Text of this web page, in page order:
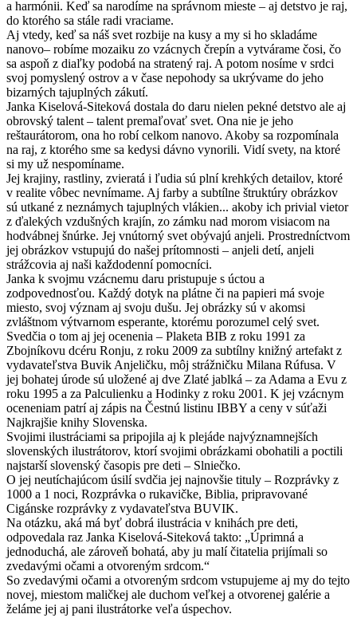
a harmónii. Keď sa narodíme na správnom mieste – aj detstvo je raj,
do ktorého sa stále radi vraciame.
Aj vtedy, keď sa náš svet rozbije na kusy a my si ho skladáme
nanovo– robíme mozaiku zo vzácnych črepín a vytvárame čosi, čo
sa aspoň z diaľky podobá na stratený raj. A potom nosíme v srdci
svoj pomyslený ostrov a v čase nepohody sa ukrývame do jeho
bizarných tajuplných zákutí.
Janka Kiselová-Siteková dostala do daru nielen pekné detstvo ale aj
obrovský talent – talent premaľovať svet. Ona nie je jeho
reštaurátorom, ona ho robí celkom nanovo. Akoby sa rozpomínala
na raj, z ktorého sme sa kedysi dávno vynorili. Vidí svety, na ktoré
si my už nespomíname.
Jej krajiny, rastliny, zvieratá i ľudia sú plní krehkých detailov, ktoré
v realite vôbec nevnímame. Aj farby a subtílne štruktúry obrázkov
sú utkané z neznámych tajuplných vlákien... akoby ich privial vietor
z ďalekých vzdušných krajín, zo zámku nad morom visiacom na
hodvábnej šnúrke. Jej vnútorný svet obývajú anjeli. Prostredníctvom
jej obrázkov vstupujú do našej prítomnosti – anjeli detí, anjeli
strážcovia aj naši každodenní pomocníci.
Janka k svojmu vzácnemu daru pristupuje s úctou a
zodpovednosťou. Každý dotyk na plátne či na papieri má svoje
miesto, svoj význam aj svoju dušu. Jej obrázky sú v akomsi
zvláštnom výtvarnom esperante, ktorému porozumel celý svet.
Svedčia o tom aj jej ocenenia – Plaketa BIB z roku 1991 za
Zbojníkovu dcéru Ronju, z roku 2009 za subtílny knižný artefakt z
vydavateľstva Buvik Anjeličku, môj strážničku Milana Rúfusa. V
jej bohatej úrode sú uložené aj dve Zlaté jablká – za Adama a Evu z
roku 1995 a za Palculienku a Hodinky z roku 2001. K jej vzácnym
oceneniam patrí aj zápis na Čestnú listinu IBBY a ceny v súťaži
Najkrajšie knihy Slovenska.
Svojimi ilustráciami sa pripojila aj k plejáde najvýznamnejších
slovenských ilustrátorov, ktorí svojimi obrázkami obohatili a poctili
najstarší slovenský časopis pre deti – Slniečko.
O jej neutíchajúcom úsilí svdčia jej najnovšie tituly – Rozprávky z
1000 a 1 noci, Rozprávka o rukavičke, Biblia, pripravované
Cigánske rozprávky z vydavateľstva BUVIK.
Na otázku, aká má byť dobrá ilustrácia v knihách pre deti,
odpovedala raz Janka Kiselová-Siteková takto: „Úprimná a
jednoduchá, ale zároveň bohatá, aby ju malí čitatelia prijímali so
zvedavými očami a otvoreným srdcom.“
So zvedavými očami a otvoreným srdcom vstupujeme aj my do tejto
novej, miestom maličkej ale duchom veľkej a otvorenej galérie a
želáme jej aj pani ilustrátorke veľa úspechov.